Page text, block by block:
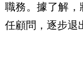
職務。據了解
任顧問，逐步退